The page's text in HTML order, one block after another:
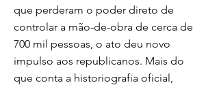
que perderam o poder direto de
controlar a mão-de-obra de cerca de
700 mil pessoas, o ato deu novo
impulso aos republicanos. Mais do
que conta a historiografia oficial,